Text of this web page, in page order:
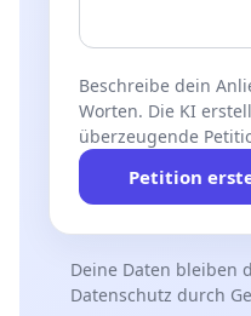
Beschreibe dein
Worten. Die KI
überzeugende
Petition
Deine Daten bleiben
Datenschutz durch